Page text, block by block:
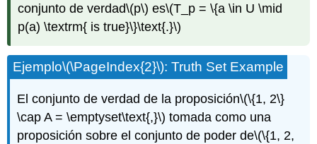
conjunto de verdad\(p\) es\(T_p = \{a \in U \mid
p(a) \textrm{ is true}\}\text{.}\)
Ejemplo\(\PageIndex{2}\): Truth Set Example
El conjunto de verdad de la proposición\(\{1, 2\}
\cap A = \emptyset\text{,}\) tomada como una
proposición sobre el conjunto de poder de\(\{1, 2,